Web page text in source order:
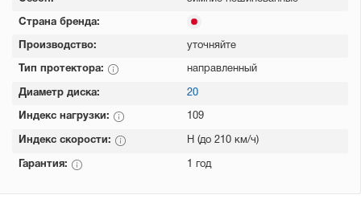
Страна бренда:
Производство: уточняйте
Тип протектора: направленный
Диаметр диска: 20
Индекс нагрузки: 109
Индекс скорости: H (до 210 км/ч)
Гарантия: 1 год